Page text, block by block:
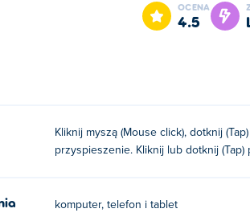
OCENA
4.5
Kliknij myszą (Mouse click), dotknij
przyspieszenie. Kliknij lub dotknij
komputer, telefon i tablet